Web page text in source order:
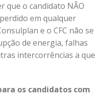
que o candidato NÃO
em qualquer
e o CFC não se
de energia, falhas
intercorrências a que
os candidatos com